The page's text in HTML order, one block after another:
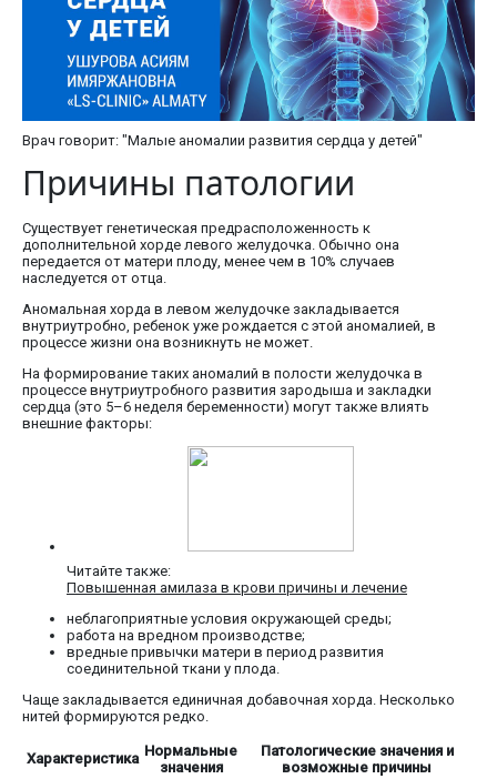
Врач говорит: "Малые аномалии развития сердца у детей"
Причины патологии
Существует генетическая предрасположенность к
дополнительной хорде левого желудочка. Обычно она
передается от матери плоду, менее чем в 10% случаев
наследуется от отца.
Аномальная хорда в левом желудочке закладывается
внутриутробно, ребенок уже рождается с этой аномалией, в
процессе жизни она возникнуть не может.
На формирование таких аномалий в полости желудочка в
процессе внутриутробного развития зародыша и закладки
сердца (это 5–6 неделя беременности) могут также влиять
внешние факторы:
Читайте также:
Повышенная амилаза в крови причины и лечение
неблагоприятные условия окружающей среды;
работа на вредном производстве;
вредные привычки матери в период развития
соединительной ткани у плода.
Чаще закладывается единичная добавочная хорда. Несколько
нитей формируются редко.
Характеристика Нормальные
значения
Патологические значения и
возможные причины